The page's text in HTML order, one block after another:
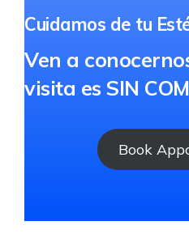
Cuidamos de tu
Ven a
visita es SIN
Book